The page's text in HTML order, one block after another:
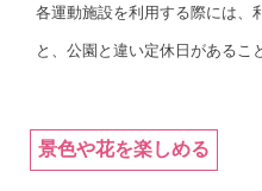
各運動施設を利用する際には、
と、公園と違い定休日があるこ
景色や花を楽しめる